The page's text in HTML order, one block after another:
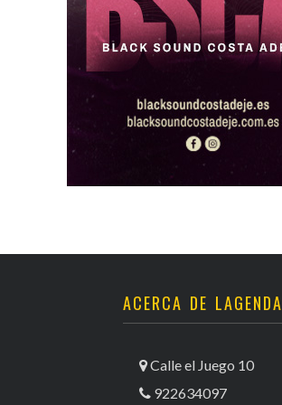
ACERCA DE LAGENDA
Calle el Juego 10
922634097